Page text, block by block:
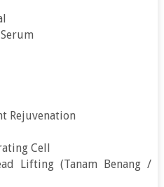
Rejuvenation
Cell
Lifting (Tanam Benang /